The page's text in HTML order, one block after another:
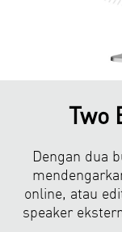
Two
Dengan dua
online, atau
speaker